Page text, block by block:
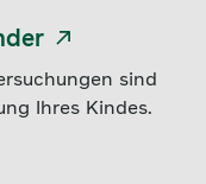
sind
Ihres Kindes.